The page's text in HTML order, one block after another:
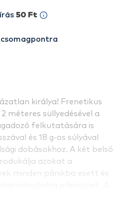
királya! Frenetikus
méteres süllyedésével a
felkutatására is
és 18 g-os súlyával
dobásokhoz. A két belső
azokat a
minden pánikba esett és
50 Ft